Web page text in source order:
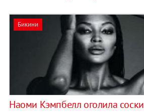
Бикини
Наоми Кэмпбелл оголила соски